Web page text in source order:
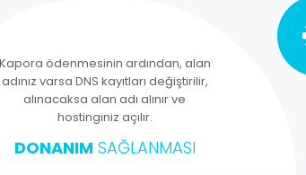
DONANIMSAĞLANMASI
Kapora ödenmesinin ardından, alan
adınız varsa DNS kayıtları değiştirilir,
alınacaksa alan adı alınır ve
hostinginiz açılır.